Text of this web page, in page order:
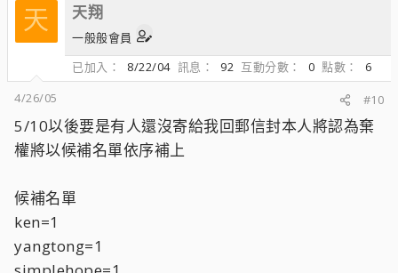
天 天翔
一般般會員
已加入
8/22/04 訊息 92 互動分數 0 點數
6
4/26/05
#10
5/10以後要是有人還沒寄給我回郵信封本人將認為棄
權將以候補名單依序補上
候補名單
ken=1
yangtong=1